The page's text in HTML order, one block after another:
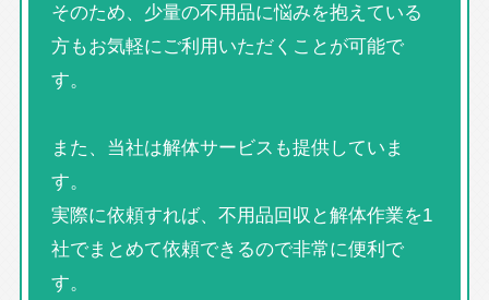
そのため、少量の不用品に悩みを抱えている
方もお気軽にご利用いただくことが可能で
す。
また、当社は解体サービスも提供していま
す。
実際に依頼すれば、不用品回収と解体作業を1
社でまとめて依頼できるので非常に便利で
す。